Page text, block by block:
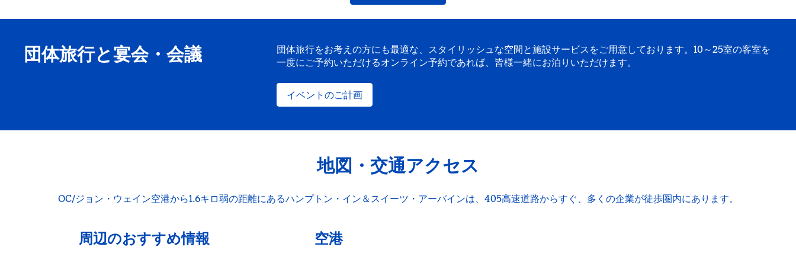
団体旅行と宴会・会議
団体旅行をお考えの方にも最適な、スタイリッシュな空間と施設サービスをご用意しております。10～25室の客室を
一度にご予約いただけるオンライン予約であれば、皆様一緒にお泊りいただけます。
イベントのご計画
地図・交通アクセス
OC/ジョン・ウェイン空港から1.6キロ弱の距離にあるハンプトン・イン＆スイーツ・アーバインは、405高速道路からすぐ、多くの企業が徒歩圏内にあります。
周辺のおすすめ情報 空港